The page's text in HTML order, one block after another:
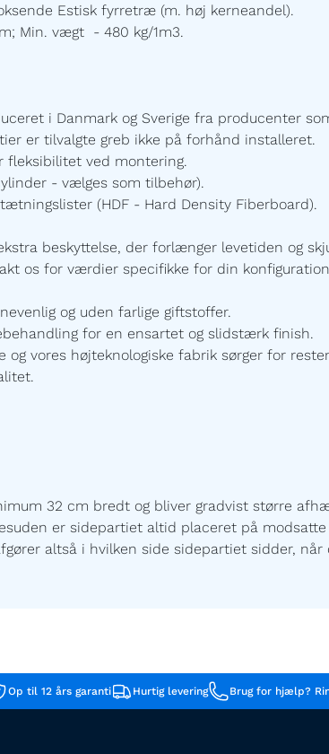
Estisk fyrretræ (m. høj kerneandel).
Min. vægt - 480 kg/1m3.
i Danmark og Sverige fra producenter
er tilvalgte greb ikke på forhånd installeret.
fleksibilitet ved montering.
- vælges som tilbehør).
(HDF - Hard Density Fiberboard).
beskyttelse, der forlænger levetiden og
os for værdier specifikke for din
og uden farlige giftstoffer.
for en ensartet og slidstærk finish.
og vores højteknologiske fabrik sørger for
32 cm bredt og bliver gradvist større
er sidepartiet altid placeret på
altså i hvilken side sidepartiet sidder,
Op til 12 års garanti Hurtig levering Brug for hjælp?